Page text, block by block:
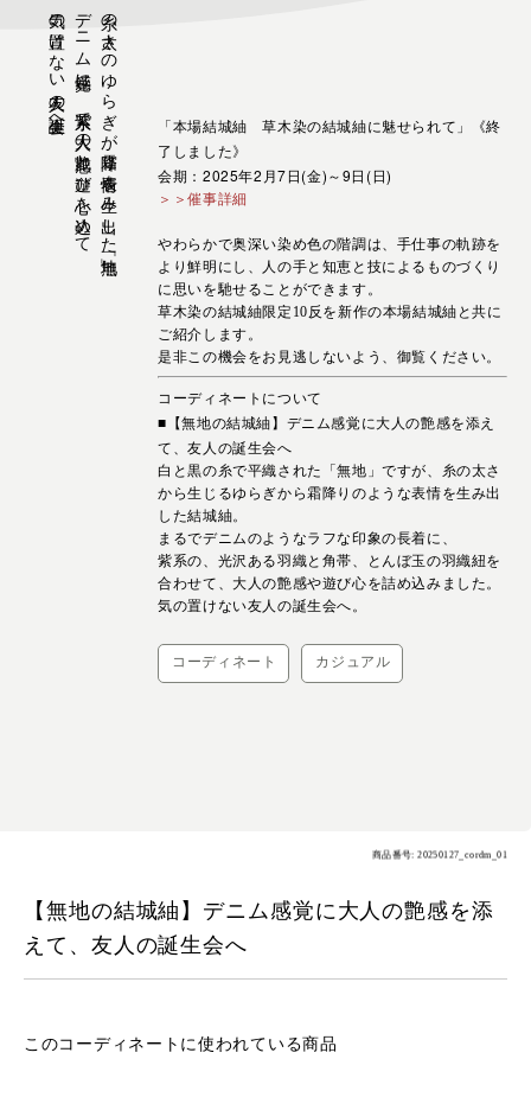
糸の太さのゆらぎが霜降り表情を生み出した「無地」
デニム感覚に、紫系で大人の艶感と遊び心を込めて
気の置けない友人の誕生会へ
「本場結城紬 草木染の結城紬に魅せられて」《終
了しました》
会期：2025年2月7日(金)～9日(日)
＞＞催事詳細
やわらかで奥深い染め色の階調は、手仕事の軌跡を
より鮮明にし、人の手と知恵と技によるものづくり
に思いを馳せることができます。
草木染の結城紬限定10反を新作の本場結城紬と共に
ご紹介します。
是非この機会をお見逃しないよう、御覧ください。
コーディネートについて
■【無地の結城紬】デニム感覚に大人の艶感を添え
て、友人の誕生会へ
白と黒の糸で平織された「無地」ですが、糸の太さ
から生じるゆらぎから霜降りのような表情を生み出
した結城紬。
まるでデニムのようなラフな印象の長着に、
紫系の、光沢ある羽織と角帯、とんぼ玉の羽織紐を
合わせて、大人の艶感や遊び心を詰め込みました。
気の置けない友人の誕生会へ。
コーディネート カジュアル
商品番号: 20250127_cordm_01
【無地の結城紬】デニム感覚に大人の艶感を添
えて、友人の誕生会へ
このコーディネートに使われている商品